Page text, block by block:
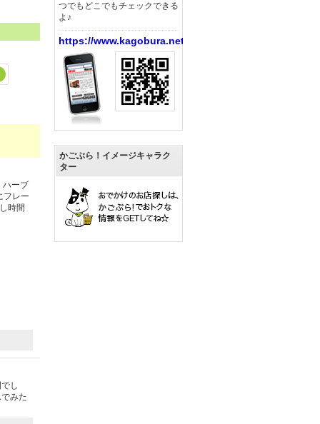
ハーブ
フレー
時間
し
みた
つでもどこでもチェックできる
よ♪
https://www.kagobura.net/
かごぶら！イメージキャラク
ター